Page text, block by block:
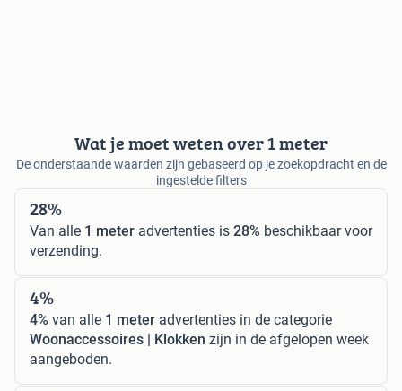
Wat je moet weten over 1 meter
De onderstaande waarden zijn gebaseerd op je zoekopdracht en de
ingestelde filters
28%
Van alle 1 meter advertenties is 28% beschikbaar voor
verzending.
4%
4% van alle 1 meter advertenties in de categorie
Woonaccessoires | Klokken zijn in de afgelopen week
aangeboden.